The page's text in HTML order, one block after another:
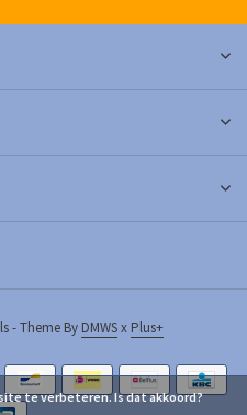
- Theme By DMWSx Plus+
te verbeteren. Is dat akkoord?